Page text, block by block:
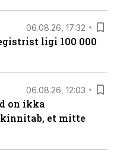
06.08.26, 17:32
ligi 100 000
06.08.26, 12:03
on ikka
et mitte